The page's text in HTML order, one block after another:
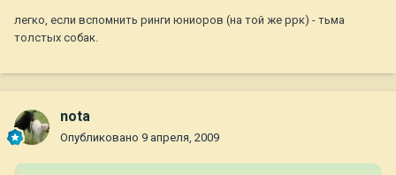
легко, если вспомнить ринги юниоров (на той же ррк) - тьма
толстых собак.
nota
Опубликовано 9 апреля, 2009